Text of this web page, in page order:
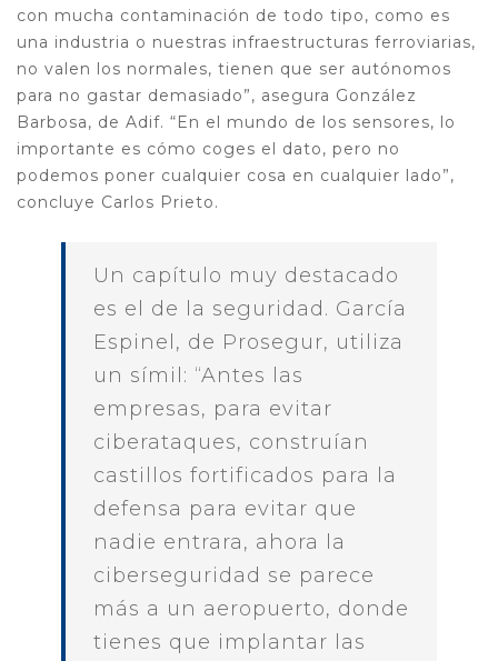
con mucha contaminación de todo tipo, como es
una industria o nuestras infraestructuras ferroviarias,
no valen los normales, tienen que ser autónomos
para no gastar demasiado”, asegura González
Barbosa, de Adif. “En el mundo de los sensores, lo
importante es cómo coges el dato, pero no
podemos poner cualquier cosa en cualquier lado”,
concluye Carlos Prieto.
Un capítulo muy destacado
es el de la seguridad. García
Espinel, de Prosegur, utiliza
un símil: “Antes las
empresas, para evitar
ciberataques, construían
castillos fortificados para la
defensa para evitar que
nadie entrara, ahora la
ciberseguridad se parece
más a un aeropuerto, donde
tienes que implantar las